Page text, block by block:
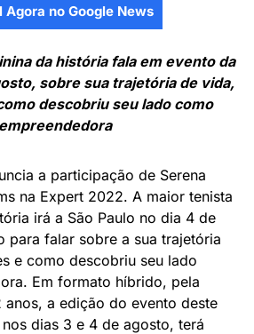
Agora no Google News
da história fala em evento da
sobre sua trajetória de vida,
descobriu seu lado como
empreendedora
a participação de Serena
na Expert 2022. A maior tenista
irá a São Paulo no dia 4 de
para falar sobre a sua trajetória
e como descobriu seu lado
Em formato híbrido, pela
anos, a edição do evento deste
dias 3 e 4 de agosto, terá